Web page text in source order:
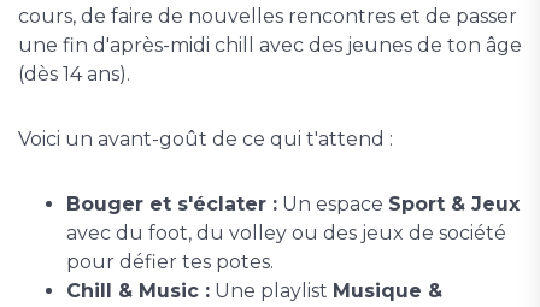
cours, de faire de nouvelles rencontres et de passer
une fin d'après-midi chill avec des jeunes de ton âge
(dès 14 ans).
Voici un avant-goût de ce qui t'attend :
Bouger et s'éclater : Un espace Sport & Jeux
avec du foot, du volley ou des jeux de société
pour défier tes potes.
Chill & Music : Une playlist Musique &